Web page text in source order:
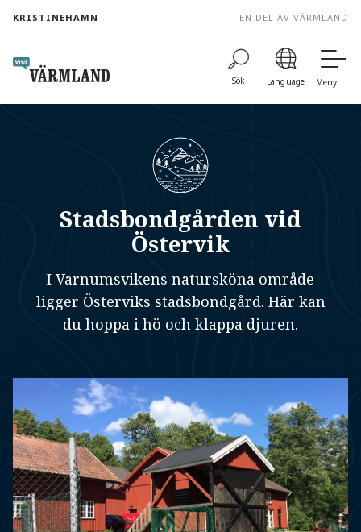
content
KRISTINEHAMN EN DEL AV VÄRMLAND
Sök Language Meny
Stadsbondgården vid
Östervik
I Varnumsvikens natursköna område
ligger Österviks stadsbondgård. Här kan
du hoppa i hö och klappa djuren.